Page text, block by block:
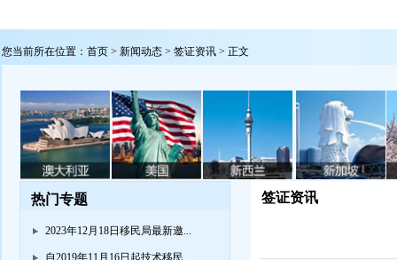
您当前所在位置： 首页 > 新闻动态 > 签证资讯 > 正文
热门专题
2023年12月18日移民局最新邀...
签证资讯